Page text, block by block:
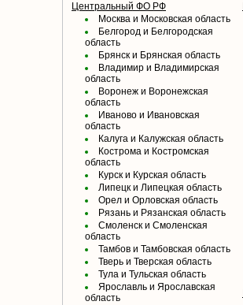
Центральный ФО РФ
Москва и Московская область
Белгород и Белгородская
область
Брянск и Брянская область
Владимир и Владимирская
область
Воронеж и Воронежская
область
Иваново и Ивановская
область
Калуга и Калужская область
Кострома и Костромская
область
Курск и Курская область
Липецк и Липецкая область
Орел и Орловская область
Рязань и Рязанская область
Смоленск и Смоленская
область
Тамбов и Тамбовская область
Тверь и Тверская область
Тула и Тульская область
Ярославль и Ярославская
область